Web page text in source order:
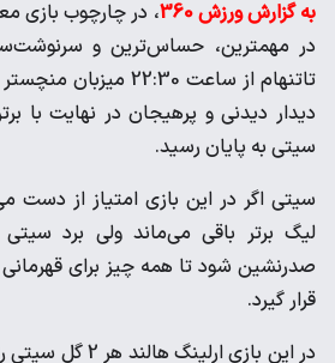
به گزارش ورزش 360
، در چارچوب بازی
در مهمترین، حساس‌ترین و
تاتنهام از ساعت 22:30
دیدار دیدنی و پرهیجان در نهایت با
سیتی به پایان رسید.
سیتی اگر در این بازی امتیاز از دست
لیگ برتر باقی می‌ماند ولی برد
صدرنشین شود تا همه چیز برای قهرمانی
قرار گیرد.
در این بازی